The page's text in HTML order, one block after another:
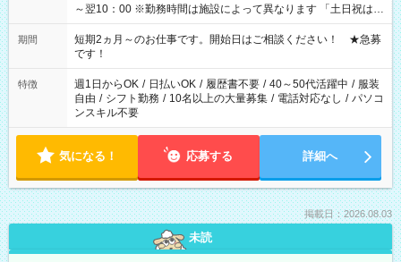
～翌10：00 ※勤務時間は施設によって異なります 「土日祝は休
みたい」 「しっかり稼ぎたい」 「もう少し遅い時間から始めた
い」など ご希望にあったお仕事をご案内いたします。 ※未経験
の方の場合は1～2ヶ月間は日中での仕事を経験いただき、 お
仕事に慣れてからの夜勤になります。 ★家庭の都合でお休みが
必要な場合も遠慮なくご相談ください。
期間
短期2ヵ月～のお仕事です。開始日はご相談ください！ ★急募
です！
特徴 週1日からOK / 日払いOK / 履歴書不要 / 40～50代活躍中 / 服装
自由 / シフト勤務 / 10名以上の大量募集 / 電話対応なし / パソコ
ンスキル不要
気になる！ 応募する 詳細へ
掲載日：2026.08.03
未読